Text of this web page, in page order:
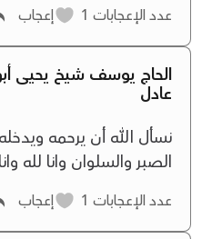
عدد الإعجابات إعجاب
الحاج يوسف شيخ يحيى
عادل
نسأل الله أن يرحمه
الصبر والسلوان وانا لله
عدد الإعجابات إعجاب